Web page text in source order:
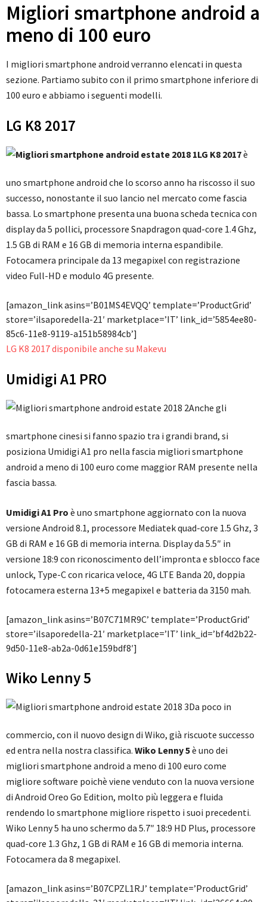
Migliori smartphone android a
meno di 100 euro
I migliori smartphone android verranno elencati in questa
sezione. Partiamo subito con il primo smartphone inferiore di
100 euro e abbiamo i seguenti modelli.
LG K8 2017
LG K8 2017è
uno smartphone android che lo scorso anno ha riscosso il suo
successo, nonostante il suo lancio nel mercato come fascia
bassa. Lo smartphone presenta una buona scheda tecnica con
display da 5 pollici, processore Snapdragon quad-core 1.4 Ghz,
1.5 GB di RAM e 16 GB di memoria interna espandibile.
Fotocamera principale da 13 megapixel con registrazione
video Full-HD e modulo 4G presente.
[amazon_link asins=’B01MS4EVQQ’ template=’ProductGrid’
store=’ilsaporedella-21′ marketplace=’IT’ link_id=’5854ee80-
85c6-11e8-9119-a151b58984cb’]
LG K8 2017 disponibile anche su Makevu
Umidigi A1 PRO
Anche gli
smartphone cinesi si fanno spazio tra i grandi brand, si
posiziona Umidigi A1 pro nella fascia migliori smartphone
android a meno di 100 euro come maggior RAM presente nella
fascia bassa.
Umidigi A1 Pro è uno smartphone aggiornato con la nuova
versione Android 8.1, processore Mediatek quad-core 1.5 Ghz, 3
GB di RAM e 16 GB di memoria interna. Display da 5.5″ in
versione 18:9 con riconoscimento dell’impronta e sblocco face
unlock, Type-C con ricarica veloce, 4G LTE Banda 20, doppia
fotocamera esterna 13+5 megapixel e batteria da 3150 mah.
[amazon_link asins=’B07C71MR9C’ template=’ProductGrid’
store=’ilsaporedella-21′ marketplace=’IT’ link_id=’bf4d2b22-
9d50-11e8-ab2a-0d61e159bdf8′]
Wiko Lenny 5
Da poco in
commercio, con il nuovo design di Wiko, già riscuote successo
ed entra nella nostra classifica. Wiko Lenny 5è uno dei
migliori smartphone android a meno di 100 euro come
migliore software poichè viene venduto con la nuova versione
di Android Oreo Go Edition, molto più leggera e fluida
rendendo lo smartphone migliore rispetto i suoi precedenti.
Wiko Lenny 5 ha uno schermo da 5.7″ 18:9 HD Plus, processore
quad-core 1.3 Ghz, 1 GB di RAM e 16 GB di memoria interna.
Fotocamera da 8 megapixel.
[amazon_link asins=’B07CPZL1RJ’ template=’ProductGrid’